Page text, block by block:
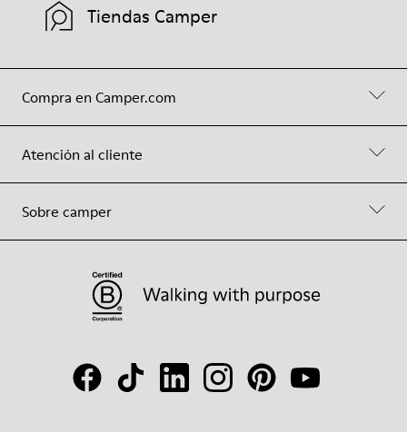
Compra en Camper.com
Atención al cliente
Sobre camper
Tiendas Camper